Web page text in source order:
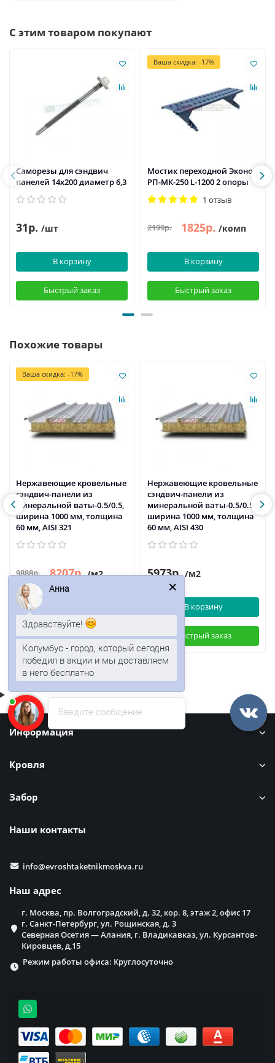
С этим товаром покупают
Саморезы для сэндвич
панелей 14x200 диаметр 6,3
31р. /шт
В корзину
Быстрый заказ
Ваша скидка: -17%
Мостик переходной Эконом
РП-МК-250 L-1200 2 опоры
1 отзыв
2199р. 1825р. /комп
В корзину
Быстрый заказ
Похожие товары
Ваша скидка: -17%
Нержавеющие кровельные
сэндвич-панели из
минеральной ваты-0.5/0.5,
ширина 1000 мм, толщина
60 мм, AISI 321
9888р. 8207р. /м2
Быстрый заказ
Нержавеющие кровельные
сэндвич-панели из
минеральной ваты-0.5/0.5,
ширина 1000 мм, толщина
60 мм, AISI 430
5973р. /м2
В корзину
Быстрый заказ
Информация
Кровля
Забор
Наши контакты
info@evroshtaketnikmoskva.ru
Наш адрес
г. Москва, пр. Волгоградский, д. 32, кор. 8, этаж 2, офис 17
г. Санкт-Петербург, ул. Рощинская, д. 3
Северная Осетия — Алания, г. Владикавказ, ул. Курсантов-
Кировцев, д,15
Режим работы офиса: Круглосуточно
Введите сообщение
Анна
Здравствуйте!
Колумбус - город, который сегодня
победил в акции и мы доставляем
в него бесплатно